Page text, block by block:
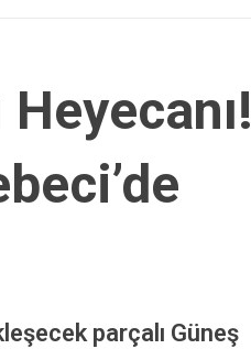
parçalı Güneş